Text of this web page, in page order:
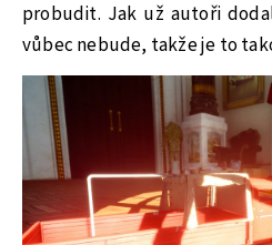
probudit. Jak už autoři
vůbec nebude, takže je to